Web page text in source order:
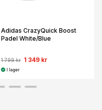
Adidas CrazyQuick Boost
Padel White/Blue
1 799 kr 1 349 kr
I lager